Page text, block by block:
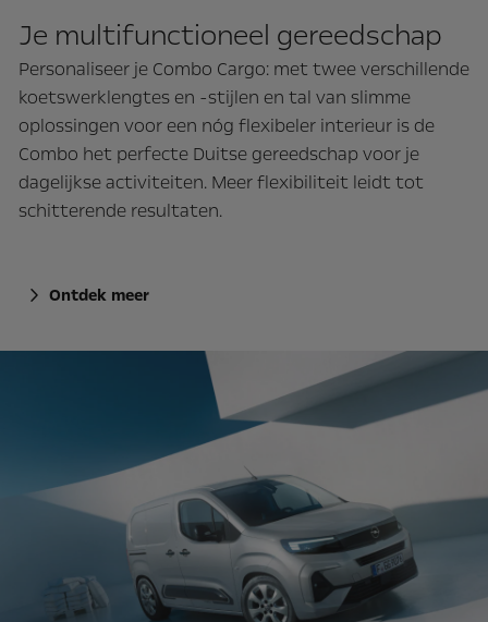
Je multifunctioneel gereedschap
Personaliseer je Combo Cargo: met twee verschillende
koetswerklengtes en -stijlen en tal van slimme
oplossingen voor een nóg flexibeler interieur is de
Combo het perfecte Duitse gereedschap voor je
dagelijkse activiteiten. Meer flexibiliteit leidt tot
schitterende resultaten.
Ontdek meer